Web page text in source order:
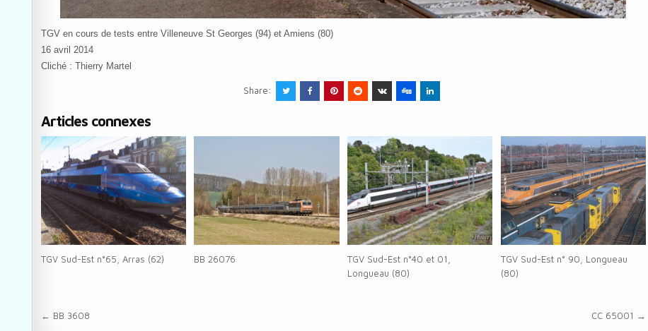
TGV en cours de tests entre Villeneuve St Georges (94) et Amiens (80)
16 avril 2014
Cliché : Thierry Martel
Share:
Articles connexes
TGV Sud-Est n°65, Arras (62) BB 26076
TGV Sud-Est n°40 et 01,
Longueau (80)
TGV Sud-Est n° 90, Longueau
(80)
Navigation de l’article
← BB 3608 CC 65001 →